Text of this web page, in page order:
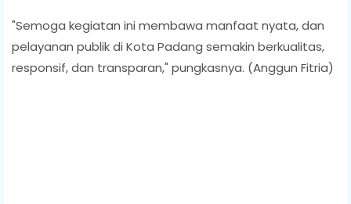
"Semoga kegiatan ini membawa manfaat nyata, dan
pelayanan publik di Kota Padang semakin berkualitas,
responsif, dan transparan," pungkasnya. (Anggun Fitria)